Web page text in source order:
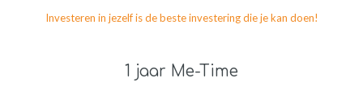
Investeren in jezelf is de beste investering die je kan doen!
1 jaar Me-Time